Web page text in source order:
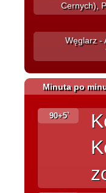
Cernych),
Węglarz -
Minuta po
90+5`